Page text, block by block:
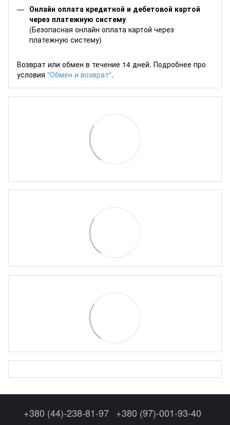
Онлайн оплата кредитной и дебетовой картой
через платежную систему
(Безопасная онлайн оплата картой через
платежную систему)
Возврат или обмен в течение 14 дней. Подробнее про
условия "Обмен и возврат".
+380 (44)-238-81-97 +380 (97)-001-93-40